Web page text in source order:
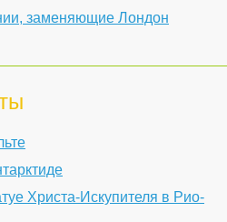
заменяющие Лондон
Христа-Искупителя в Рио-